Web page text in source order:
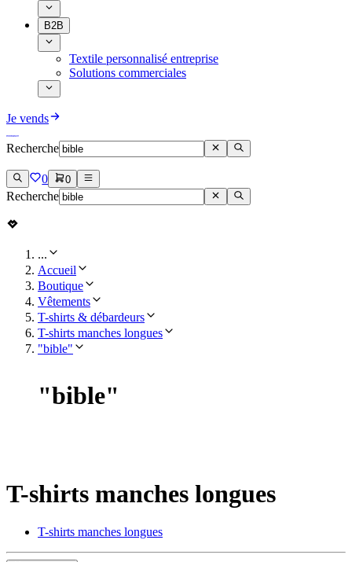
B2B
Textile personnalisé entreprise
Solutions commerciales
Je vends
Recherche
0 0
Recherche
...
Accueil
Boutique
Vêtements
T-shirts & débardeurs
T-shirts manches longues
"bible"
"bible"
T-shirts manches longues
T-shirts manches longues